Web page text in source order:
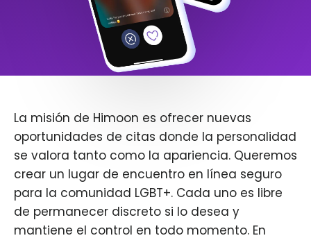
La misión de Himoon es ofrecer nuevas
oportunidades de citas donde la personalidad
se valora tanto como la apariencia. Queremos
crear un lugar de encuentro en línea seguro
para la comunidad LGBT+. Cada uno es libre
de permanecer discreto si lo desea y
mantiene el control en todo momento. En